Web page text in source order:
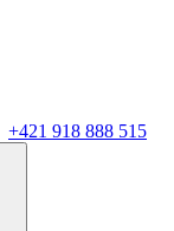
+421 918 888 515